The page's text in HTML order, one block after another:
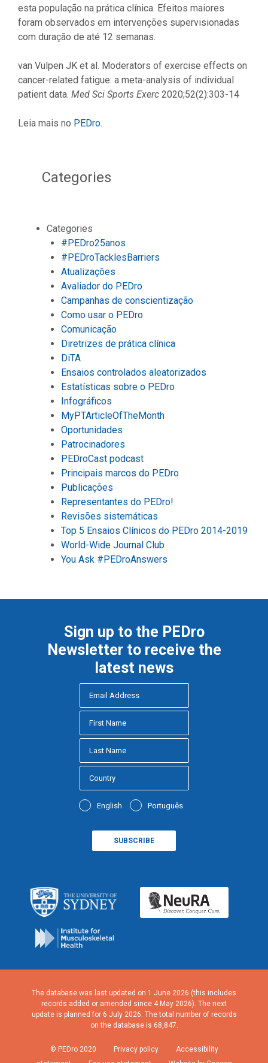
esta população na prática clínica. Efeitos maiores
foram observados em intervenções supervisionadas
com duração de até 12 semanas.
van Vulpen JK et al. Moderators of exercise effects on
cancer-related fatigue: a meta-analysis of individual
patient data. Med Sci Sports Exerc 2020;52(2):303-14
Leia mais no PEDro.
Categories
Categories
#PEDro25anos
#PEDroTacklesBarriers
Atualizações
Avaliador do PEDro
Campanhas de conscientização
Como usar o PEDro
Comunicação
Diretrizes de prática clínica
DiTA
Ensaios controlados aleatorizados
Estatísticas sobre o PEDro
Infográficos
MyPTArticleOfTheMonth
Oportunidades
Patrocinadores
PEDroCast podcast
Principais marcos do PEDro
Publicações
Representantes do PEDro!
Revisões sistemáticas
Top 5 Ensaios Clínicos do PEDro 2014-2019
World-Wide Journal Club
You Ask #PEDroAnswers
Sign up to the PEDro
Newsletter to receive the
latest news
English Português
The database was last updated on 1 June 2026 (this includes
records added or amended since 4 May 2026). The next
update is planned for 6 July 2026. The total number of records
on the database is 68,847.
© PEDro 2020 Privacy policy
Accessibility